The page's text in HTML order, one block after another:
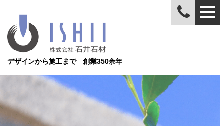
デザインから施工まで 創業350余年